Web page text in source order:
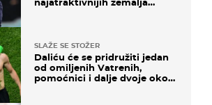
SLAŽE SE STOŽER
Daliću će se pridružiti jedan
od omiljenih Vatrenih,
pomoćnici i dalje dvoje oko